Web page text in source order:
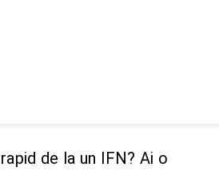
de la un IFN? Ai o